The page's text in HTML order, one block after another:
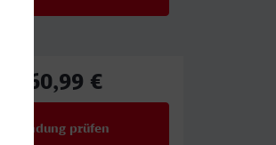
160,99 €
Verbindung prüfen